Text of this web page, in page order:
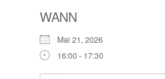
WANN
Mai 21, 2026
16:00 - 17:30